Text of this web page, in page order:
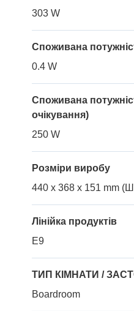
303 W
Споживана
0.4 W
Споживана
очікування)
250 W
Розміри виробу
440 x 368 x 151 mm
Лінійка продуктів
E9
ТИП КІМНАТИ /
Boardroom